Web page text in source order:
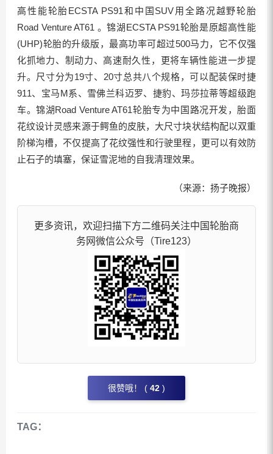
高性能轮胎ECSTA PS91和中国SUV用全路况越野轮胎
Road Venture AT61 。锦湖ECSTA PS91轮胎是原超高性能
(UHP)轮胎的升级版，最高功率可超过500马力，它不仅强
化抓地力、制动力、高速耐久性，更将车辆性能进一步提
升。尺寸分为19寸、20寸总共八个规格，可以配装保时捷
911、宝马M系、雪佛兰科迈罗、捷豹、玛莎拉蒂等超级跑
车。锦湖Road Venture AT61轮胎专为中国路况开发，胎面
花纹设计灵感来源于鳄鱼的皮肤，大尺寸块状结构配以双重
阶梯沟槽，不仅提高了花纹强性和行驶里程，更可以有效防
止石子的填塞，保证雪泥地的自我清理效果。
（来源：扬子晚报）
更多资讯，欢迎扫描下方二维码关注中国轮胎商
务网微信公众号（Tire123）
很赞哦！ ( 42 )
TAG：